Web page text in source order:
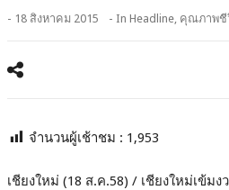
- 18 สิงหาคม 2015 - In Headline, คุณภาพชี
จำนวนผู้เช้าชม : 1,953
เชียงใหม่ (18 ส.ค.58) / เชียงใหม่เข้